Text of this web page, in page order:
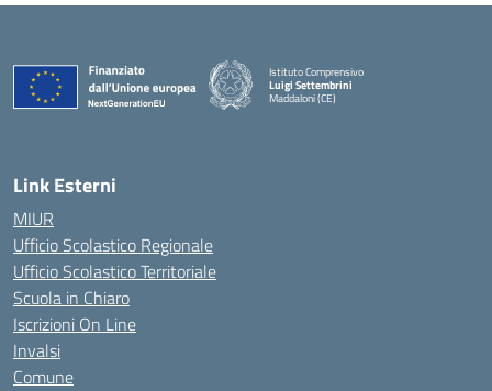
Istituto Comprensivo
Luigi Settembrini
Maddaloni (CE)
Link Esterni
MIUR
Ufficio Scolastico Regionale
Ufficio Scolastico Territoriale
Scuola in Chiaro
Iscrizioni On Line
Invalsi
Comune